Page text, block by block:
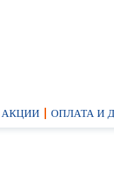
АКЦИИ ОПЛАТА И